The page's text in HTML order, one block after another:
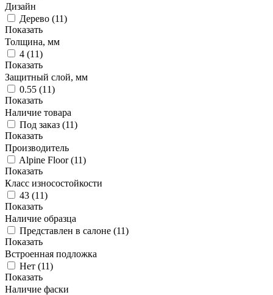
Дизайн
Дерево (11)
Показать
Толщина, мм
4 (11)
Показать
Защитный слой, мм
0.55 (11)
Показать
Наличие товара
Под заказ (11)
Показать
Производитель
Alpine Floor(11)
Показать
Класс износостойкости
43 (11)
Показать
Наличие образца
Представлен в салоне (11)
Показать
Встроенная подложка
Нет (11)
Показать
Наличие фаски